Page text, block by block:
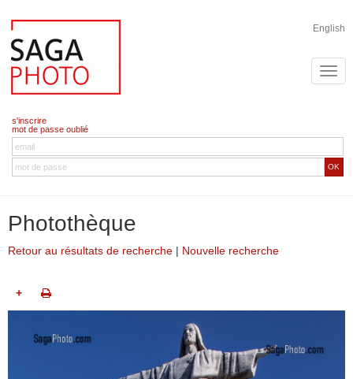
English
s'inscrire
mot de passe oublié
OK
Photothèque
Retour au résultats de recherche | Nouvelle recherche
+